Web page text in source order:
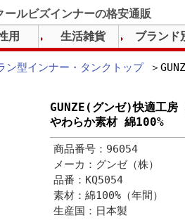
ルビズインナーの格安通販
ン型インナー・タンクトップ＞
GUNZE(グンゼ)快適工房
やわらか素材 綿100%
商品番号：96054
メーカ：グンゼ（株）
品番：KQ5054
素材：綿100%（年間）
生産国：日本製
用 生活雑貨 ブランド